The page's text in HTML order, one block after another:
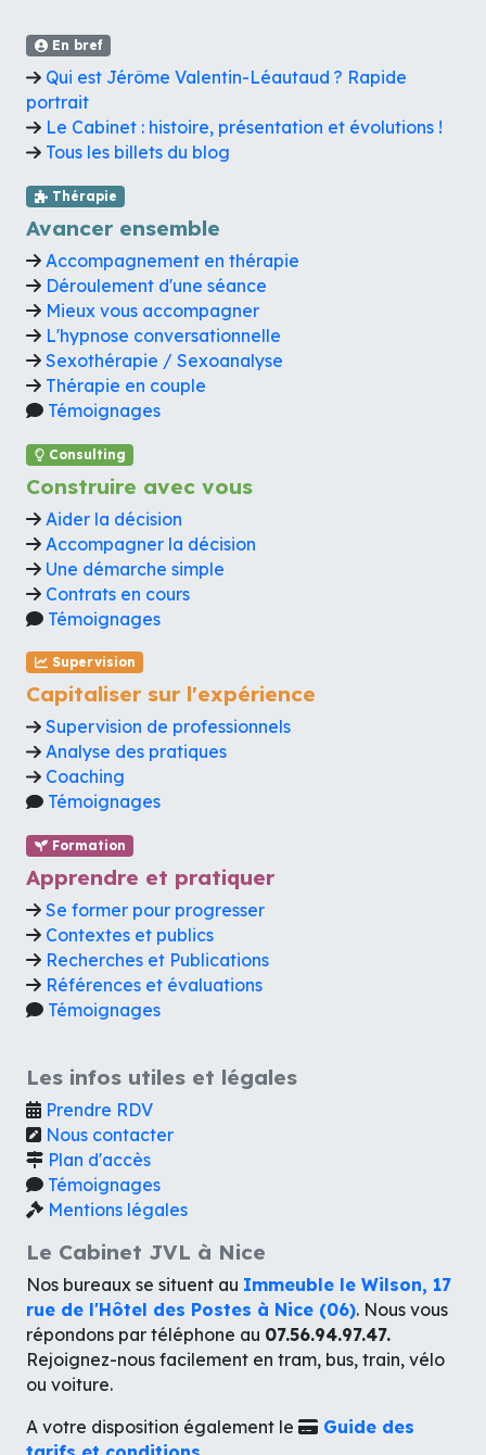
En bref
Qui est Jérôme Valentin-Léautaud ? Rapide
portrait
Le Cabinet : histoire, présentation et évolutions !
Tous les billets du blog
Thérapie
Avancer ensemble
Accompagnement en thérapie
Déroulement d'une séance
Mieux vous accompagner
L'hypnose conversationnelle
Sexothérapie / Sexoanalyse
Thérapie en couple
Témoignages
Consulting
Construire avec vous
Aider la décision
Accompagner la décision
Une démarche simple
Contrats en cours
Témoignages
Supervision
Capitaliser sur l'expérience
Supervision de professionnels
Analyse des pratiques
Coaching
Témoignages
Formation
Apprendre et pratiquer
Se former pour progresser
Contextes et publics
Recherches et Publications
Références et évaluations
Témoignages
Les infos utiles et légales
Prendre RDV
Nous contacter
Plan d'accès
Témoignages
Mentions légales
Le Cabinet JVL à Nice
Nos bureaux se situent au Immeuble le Wilson, 17
rue de l'Hôtel des Postes à Nice (06). Nous vous
répondons par téléphone au 07.56.94.97.47.
Rejoignez-nous facilement en tram, bus, train, vélo
ou voiture.
A votre disposition également le
Guide des